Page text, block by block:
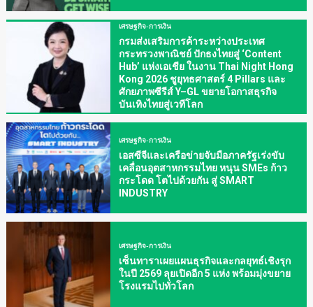
เศรษฐกิจ-การเงิน
กรมส่งเสริมการค้าระหว่างประเทศ
กระทรวงพาณิชย์ ปักธงไทยสู่ ‘Content
Hub’ แห่งเอเชีย ในงาน Thai Night Hong
Kong 2026 ชูยุทธศาสตร์ 4 Pillars และ
ศักยภาพซีรีส์ Y–GL ขยายโอกาสธุรกิจ
บันเทิงไทยสู่เวทีโลก
เศรษฐกิจ-การเงิน
เอสซีจีและเครือข่ายจับมือภาครัฐเร่งขับ
เคลื่อนอุตสาหกรรมไทย หนุน SMEs ก้าว
กระโดด โตไปด้วยกัน สู่ SMART
INDUSTRY
เศรษฐกิจ-การเงิน
เซ็นทาราเผยแผนธุรกิจและกลยุทธ์เชิงรุก
ในปี 2569 ลุยเปิดอีก 5 แห่ง พร้อมมุ่งขยาย
โรงแรมไปทั่วโลก